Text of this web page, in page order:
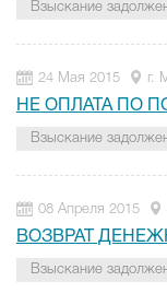
Взыскание
24 Мая 2015 г.
НЕ ОПЛАТА ПО
Взыскание
08 Апреля 2015
ВОЗВРАТ
Взыскание